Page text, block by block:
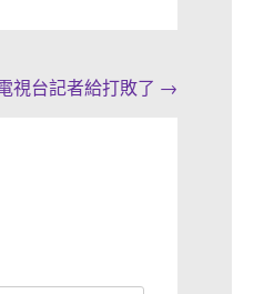
視台記者給打敗了 →